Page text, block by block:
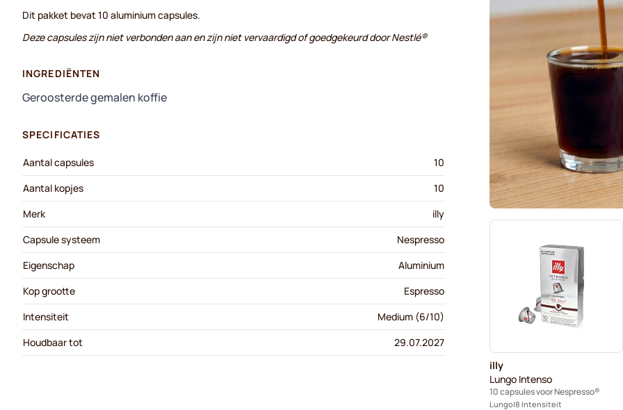
illy
Lungo Intenso
10 capsules voor Nespresso®
Lungo 8 Intensiteit
Dit pakket bevat 10 aluminium capsules.
Deze capsules zijn niet verbonden aan en zijn niet vervaardigd of goedgekeurd door Nestlé®
INGREDIËNTEN
Geroosterde gemalen koffie
SPECIFICATIES
Aantal capsules
10
Aantal kopjes
10
Merk
illy
Capsule systeem
Nespresso
Eigenschap
Aluminium
Kop grootte
Espresso
Intensiteit
Medium (6/10)
Houdbaar tot
29.07.2027